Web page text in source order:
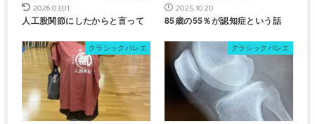
2026.03.01
人工股関節にしたからと言って
2025.10.20
85歳の55％が認知症という話
クラシックバレエ クラシックバレエ